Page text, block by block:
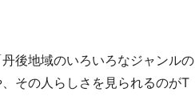
後地域のいろいろなジャンルの
その人らしさを見られるのがT